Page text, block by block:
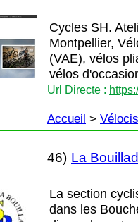
Cycles SH.
Montpellier,
(VAE), vélos
vélos
Url Directe :
Accueil >
46) La
La section
dans les